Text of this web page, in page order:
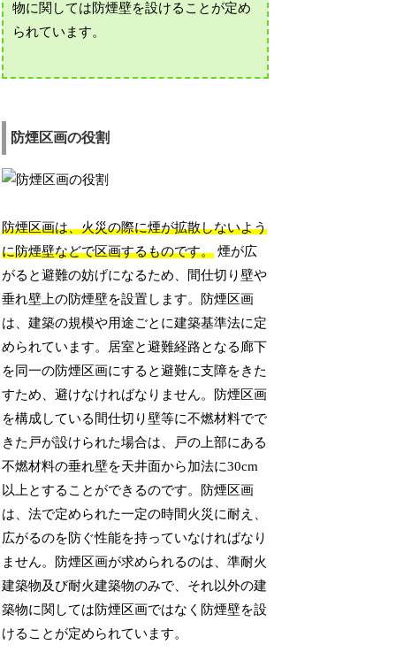
物に関しては防煙壁を設けることが定め
られています。
防煙区画の役割
防煙区画は、火災の際に煙が拡散しないよう
に防煙壁などで区画するものです。 煙が広
がると避難の妨げになるため、間仕切り壁や
垂れ壁上の防煙壁を設置します。防煙区画
は、建築の規模や用途ごとに建築基準法に定
められています。居室と避難経路となる廊下
を同一の防煙区画にすると避難に支障をきた
すため、避けなければなりません。防煙区画
を構成している間仕切り壁等に不燃材料でで
きた戸が設けられた場合は、戸の上部にある
不燃材料の垂れ壁を天井面から加法に30cm
以上とすることができるのです。防煙区画
は、法で定められた一定の時間火災に耐え、
広がるのを防ぐ性能を持っていなければなり
ません。防煙区画が求められるのは、準耐火
建築物及び耐火建築物のみで、それ以外の建
築物に関しては防煙区画ではなく防煙壁を設
けることが定められています。